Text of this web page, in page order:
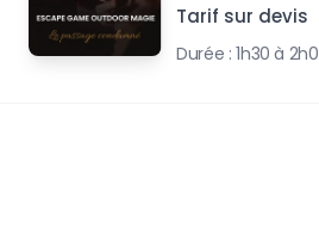
Tarif sur devis
Durée :1h30 à